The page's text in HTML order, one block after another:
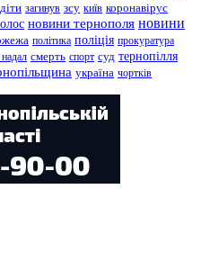
діти загинув зсу київ коронавірус
новини тернополя новини
політика поліція прокуратура
надал смерть спорт суд тернопілля
україна чортків